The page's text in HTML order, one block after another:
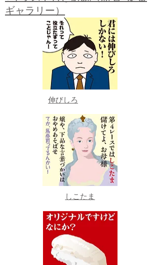
ギャラリー）
伸びしろ
しこたま